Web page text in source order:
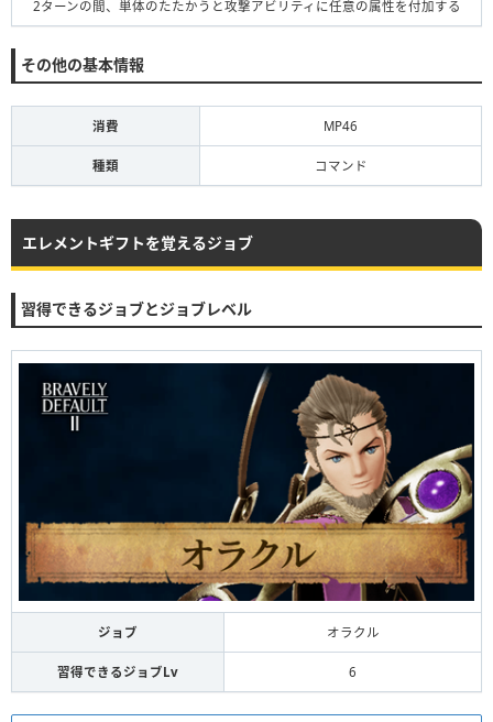
2ターンの間、単体のたたかうと攻撃アビリティに任意の属性を付加する
その他の基本情報
消費 MP46
種類 コマンド
エレメントギフトを覚えるジョブ
習得できるジョブとジョブレベル
ジョブ オラクル
習得できるジョブLv 6